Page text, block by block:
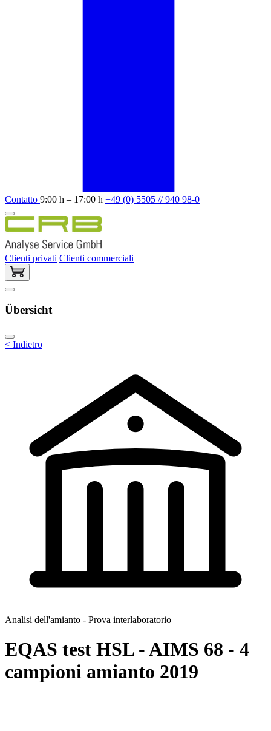
Contatto 9:00 h – 17:00 h +49 (0) 5505 // 940 98-0
Clienti privati Clienti commerciali
Übersicht
< Indietro
Analisi dell'amianto - Prova interlaboratorio
EQAS test HSL - AIMS 68 - 4
campioni amianto 2019